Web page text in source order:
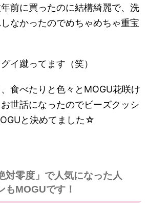
前に買ったのに結構綺麗で、洗
なかったのでめちゃめちゃ重宝
イ蹴ってます（笑）
食べたりと色々とMOGU花咲け
世話になったのでビーズクッシ
と決めてました☆
対零度」で人気になった人
もMOGUです！